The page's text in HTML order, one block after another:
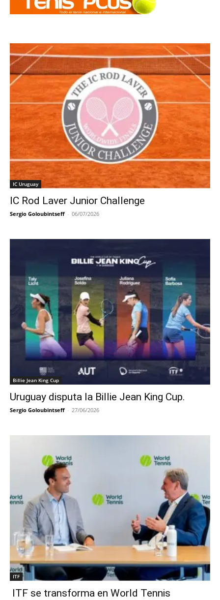
IC Uruguay
IC Rod Laver Junior Challenge
Sergio Goloubintseff - 06/07/2026
Billie Jean King Cup
Uruguay disputa la Billie Jean King Cup.
Sergio Goloubintseff - 27/06/2026
ITF
ITF se transforma en World Tennis